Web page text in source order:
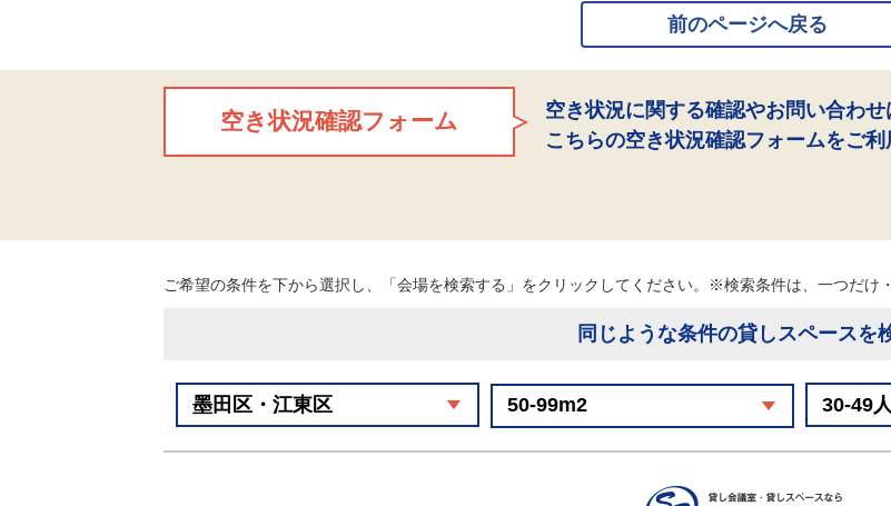
前のページへ戻る
空き状況確認フォーム
空き状況に関する確認やお問い合わせ
こちらの空き状況確認フォームをご利
ご希望の条件を下から選択し、「会場を検索する」をクリックしてください。※検索条件は、一つだけ
同じような条件の貸しスペースを